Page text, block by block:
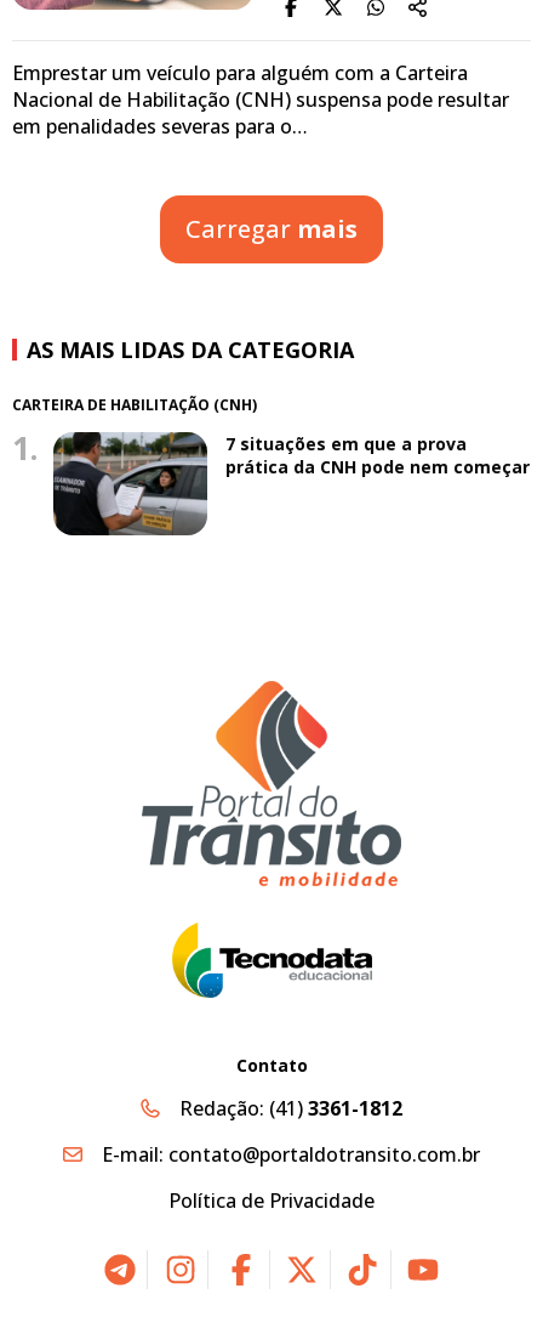
Emprestar um veículo para alguém com a Carteira
Nacional de Habilitação (CNH) suspensa pode resultar
em penalidades severas para o…
Carregar mais
AS MAIS LIDAS DA CATEGORIA
CARTEIRA DE HABILITAÇÃO (CNH)
1.
7 situações em que a prova
prática da CNH pode nem começar
Contato
Redação: (41)3361-1812
E-mail: contato@portaldotransito.com.br
Política de Privacidade